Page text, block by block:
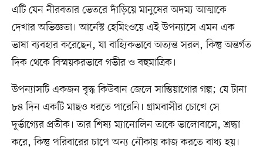
এটি যেন নীরবতার ভেতরে দাঁড়িয়ে মানুষের অদম্য আত্মাকে
দেখার অভিজ্ঞতা। আর্নেস্ট হেমিংওয়ে এই উপন্যাসে এমন এক
ভাষা ব্যবহার করেছেন, যা বাহ্যিকভাবে অত্যন্ত সরল, কিন্তু অন্তর্গত
দিক থেকে বিস্ময়করভাবে গভীর ও বহুমাত্রিক।
উপন্যাসটি একজন বৃদ্ধ কিউবান জেলে সান্তিয়াগোর গল্প; যে টানা
৮৪ দিন একটি মাছও ধরতে পারেনি। গ্রামবাসীর চোখে সে
দুর্ভাগ্যের প্রতীক। তার শিষ্য ম্যানোলিন তাকে ভালোবাসে, শ্রদ্ধা
করে, কিন্তু পরিবারের চাপে অন্য নৌকায় কাজ করতে বাধ্য হয়।